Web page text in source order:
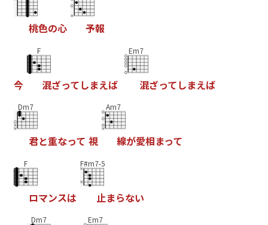
桃色の心 予報
今
F
混ざってしまえば
Em7
混ざってしまえば
Dm7
君と重なって 視
Am7
線が愛相まって
F
ロマンスは
F#m7-5
止まらない
Dm7 Em7